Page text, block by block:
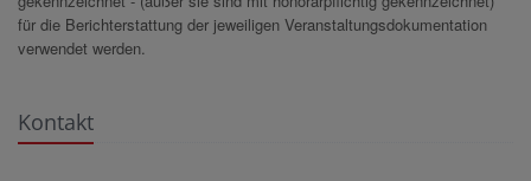
für die Berichterstattung der jeweiligen Veranstaltungsdokumentation
verwendet werden.
Kontakt